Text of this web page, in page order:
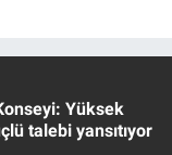
Yüksek
talebi yansıtıyor